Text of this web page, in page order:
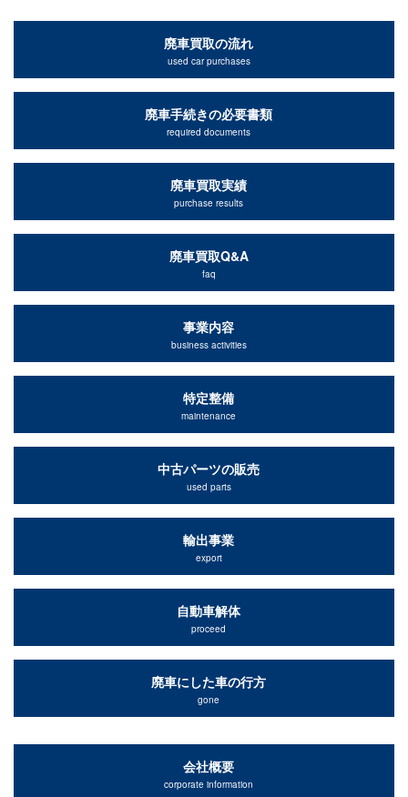
廃車買取の流れ
used car purchases
廃車手続きの必要書類
required documents
廃車買取実績
purchase results
廃車買取Q&A
faq
事業内容
business activities
特定整備
maintenance
中古パーツの販売
used parts
輸出事業
export
自動車解体
proceed
廃車にした車の行方
gone
会社概要
corporate information